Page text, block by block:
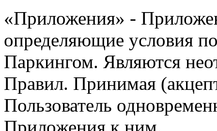
«Приложения» -
определяющие условия
Паркингом. Являются
Правил. Принимая
Пользователь